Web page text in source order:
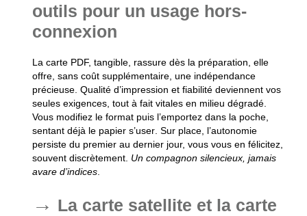
outils pour un usage hors-
connexion
La carte PDF, tangible, rassure dès la préparation, elle
offre, sans coût supplémentaire, une indépendance
précieuse. Qualité d’impression et fiabilité deviennent vos
seules exigences, tout à fait vitales en milieu dégradé.
Vous modifiez le format puis l’emportez dans la poche,
sentant déjà le papier s’user. Sur place, l’autonomie
persiste du premier au dernier jour, vous vous en félicitez,
souvent discrètement. Un compagnon silencieux, jamais
avare d’indices.
La carte satellite et la carte